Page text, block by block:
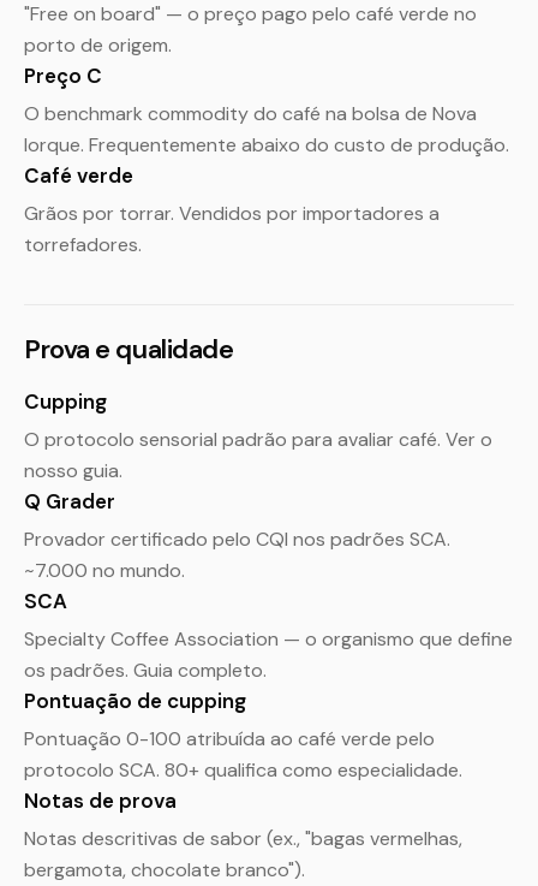
"Free on board" — o preço pago pelo café verde no
porto de origem.
Preço C
O benchmark commodity do café na bolsa de Nova
Iorque. Frequentemente abaixo do custo de produção.
Café verde
Grãos por torrar. Vendidos por importadores a
torrefadores.
Prova e qualidade
Cupping
O protocolo sensorial padrão para avaliar café. Ver o
nosso guia.
Q Grader
Provador certificado pelo CQI nos padrões SCA.
~7.000 no mundo.
SCA
Specialty Coffee Association — o organismo que define
os padrões. Guia completo.
Pontuação de cupping
Pontuação 0-100 atribuída ao café verde pelo
protocolo SCA. 80+ qualifica como especialidade.
Notas de prova
Notas descritivas de sabor (ex., "bagas vermelhas,
bergamota, chocolate branco").